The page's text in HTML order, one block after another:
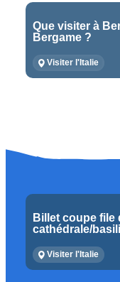
Que visiter à
Bergame ?
Visiter l'Italie
Billet coupe file
cathédrale/
Visiter l'Italie